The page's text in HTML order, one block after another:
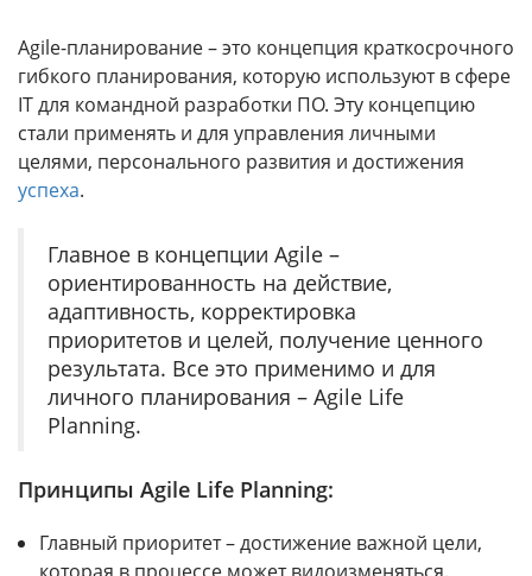
Аgile-планирование – это концепция краткосрочного
гибкого планирования, которую используют в сфере
IT для командной разработки ПО. Эту концепцию
стали применять и для управления личными
целями, персонального развития и достижения
успеха.
Главное в концепции Аgile –
ориентированность на действие,
адаптивность, корректировка
приоритетов и целей, получение ценного
результата. Все это применимо и для
личного планирования – Agile Life
Planning.
Принципы Agile Life Planning:
Главный приоритет – достижение важной цели,